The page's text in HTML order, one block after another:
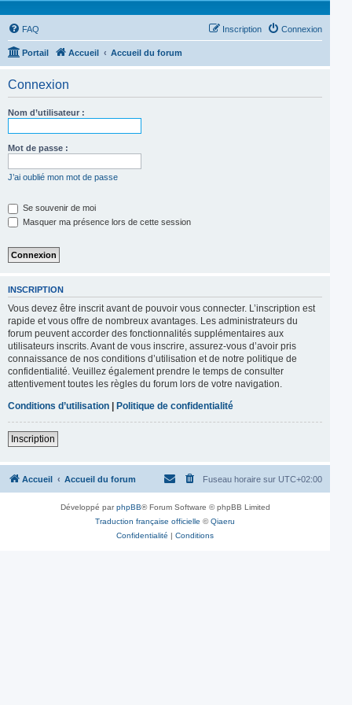
FAQ Connexion
Inscription
Portail Accueil Accueil du forum
Connexion
Nom d’utilisateur :
Mot de passe :
J’ai oublié mon mot de passe
Se souvenir de moi
Masquer ma présence lors de cette session
INSCRIPTION
Vous devez être inscrit avant de pouvoir vous connecter. L’inscription est
rapide et vous offre de nombreux avantages. Les administrateurs du
forum peuvent accorder des fonctionnalités supplémentaires aux
utilisateurs inscrits. Avant de vous inscrire, assurez-vous d’avoir pris
connaissance de nos conditions d’utilisation et de notre politique de
confidentialité. Veuillez également prendre le temps de consulter
attentivement toutes les règles du forum lors de votre navigation.
Conditions d’utilisation | Politique de confidentialité
Inscription
Accueil Accueil du forum Fuseau horaire sur UTC+02:00
Développé parphpBB® Forum Software © phpBB Limited
Traduction française officielle ©Qiaeru
Confidentialité | Conditions